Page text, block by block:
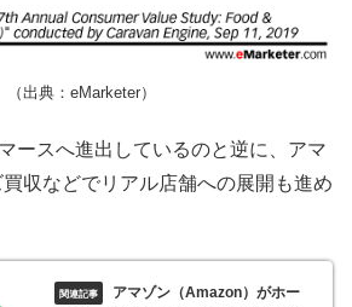
（出典：eMarketer）
ースへ進出しているのと逆に、アマ
収などでリアル店舗への展開も進め
アマゾン（Amazon）がホー